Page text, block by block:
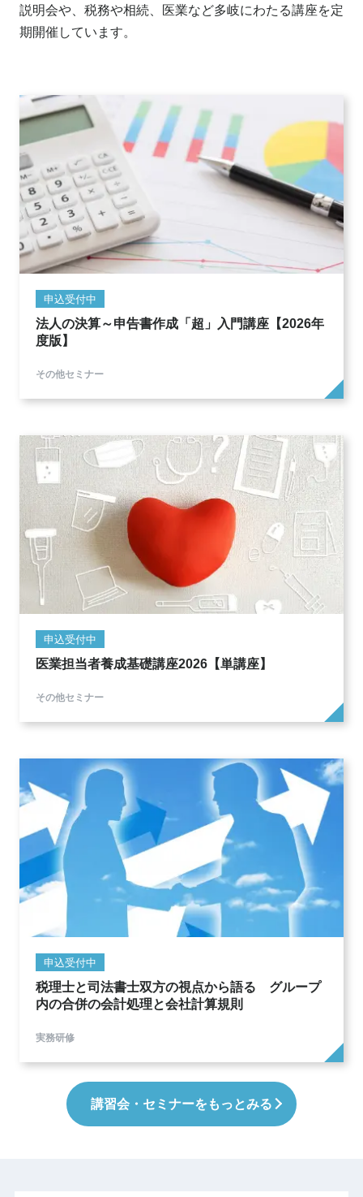
説明会や、 税務や相続、医業など多岐にわたる講座を定
期開催しています。
申込受付中
法人の決算～申告書作成「超」入門講座【2026年
度版】
その他セミナー
申込受付中
医業担当者養成基礎講座2026【単講座】
その他セミナー
申込受付中
税理士と司法書士双方の視点から語る グループ
内の合併の会計処理と会社計算規則
実務研修
講習会・セミナーをもっとみる